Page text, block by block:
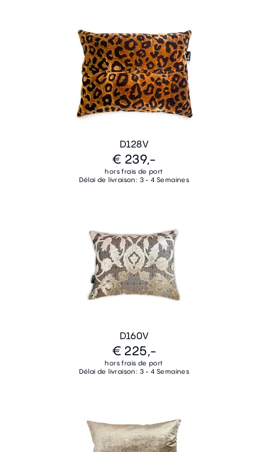
D128V
€ 239,-
hors frais de port
Délai de livraison: 3 - 4 Semaines
D160V
€ 225,-
hors frais de port
Délai de livraison: 3 - 4 Semaines